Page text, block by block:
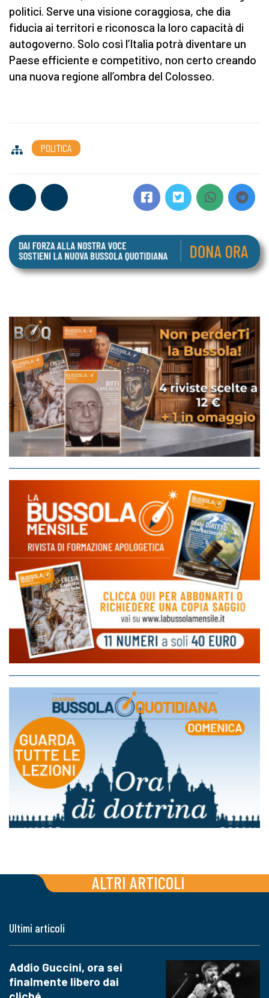
politici. Serve una visione coraggiosa, che dia
fiducia ai territori e riconosca la loro capacità di
autogoverno. Solo così l’Italia potrà diventare un
Paese efficiente e competitivo, non certo creando
una nuova regione all’ombra del Colosseo.
POLITICA
ALTRI ARTICOLI
Ultimi articoli
Addio Guccini, ora sei
finalmente libero dai